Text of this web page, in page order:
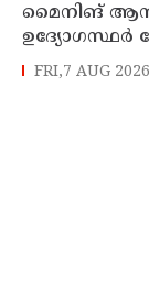
മൈനിങ്
ഉന്നതി
FRI,7 AUG 2026